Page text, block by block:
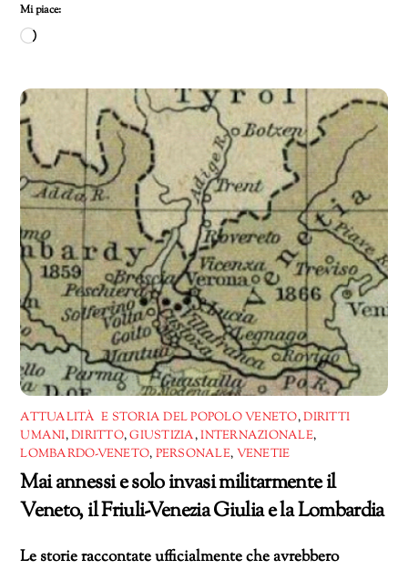
Mi piace:
Caricamento
corso…
ATTUALITÀ E STORIA DEL POPOLO VENETO,DIRITTI
UMANI,DIRITTO,GIUSTIZIA,INTERNAZIONALE,
LOMBARDO-VENETO, PERSONALE, VENETIE
Mai annessi e solo invasi militarmente il
Veneto, il Friuli-Venezia Giulia e la Lombardia
Le storie raccontate ufficialmente che avrebbero